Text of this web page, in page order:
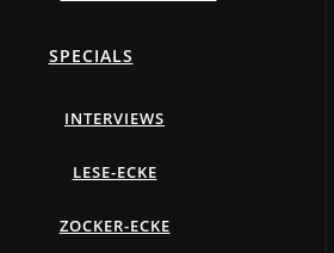
SPECIALS
INTERVIEWS
LESE-ECKE
ZOCKER-ECKE